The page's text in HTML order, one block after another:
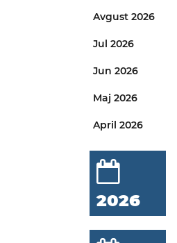
Avgust 2026
Jul 2026
Jun 2026
Maj 2026
April 2026
2026